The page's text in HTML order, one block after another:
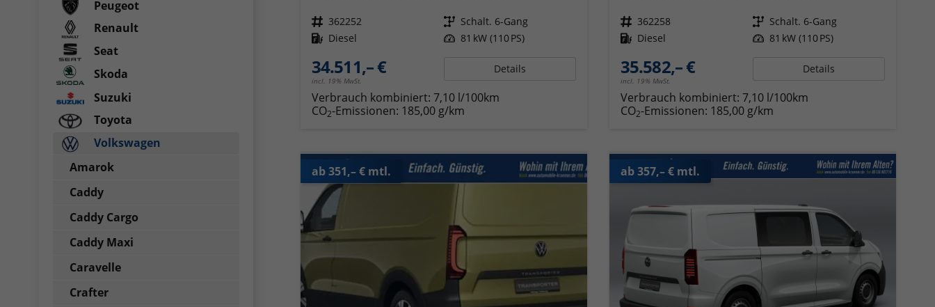
Fahrzeugnr. 362252 Getriebe Schalt. 6-Gang
Kraftstoff Diesel Leistung 81 kW (110 PS)
34.511,– €
incl. 19% MwSt.
Details
Verbrauch kombiniert: 7,10 l/100km
CO2-Emissionen: 185,00 g/km
Fahrzeugnr. 362258 Getriebe Schalt. 6-Gang
Kraftstoff Diesel Leistung 81 kW (110 PS)
35.582,– €
incl. 19% MwSt.
Details
Verbrauch kombiniert: 7,10 l/100km
CO2-Emissionen: 185,00 g/km
ab 351,– € mtl. ab 357,– € mtl.
Peugeot
Renault
Seat
Skoda
Suzuki
Toyota
Volkswagen
Amarok
Caddy
Caddy Cargo
Caddy Maxi
Caravelle
Crafter